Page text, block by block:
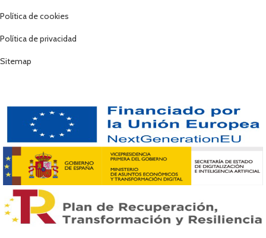
Política de cookies
Política de privacidad
Sitemap